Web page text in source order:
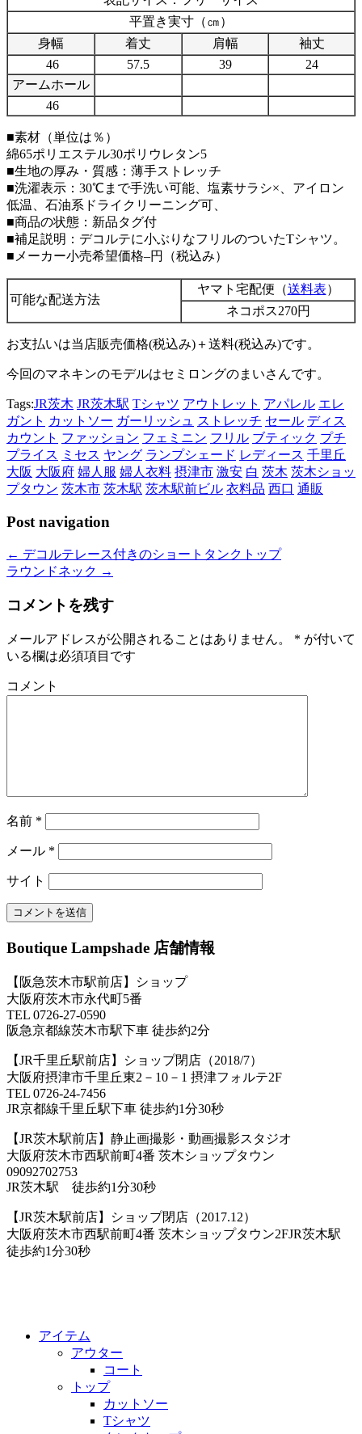
平置き実寸（㎝）
身幅
着丈 肩幅
袖丈
46
57.5 39
24
アームホール
46
■素材（単位は％）
綿65ポリエステル30ポリウレタン5
■生地の厚み・質感：薄手ストレッチ
■洗濯表示：30℃まで手洗い可能、塩素サラシ×、アイロン
低温、石油系ドライクリーニング可、
■商品の状態：新品タグ付
■補足説明：デコルテに小ぶりなフリルのついたTシャツ。
■メーカー小売希望価格–円（税込み）
可能な配送方法
ヤマト宅配便（送料表）
ネコポス270円
お支払いは当店販売価格(税込み)＋送料(税込み)です。
今回のマネキンのモデルはセミロングのまいさんです。
Tags:JR茨木 JR茨木駅 Tシャツ アウトレット アパレル エレ
ガント カットソー ガーリッシュ ストレッチ セール ディス
カウント ファッション フェミニン フリル ブティック プチ
プライス ミセス ヤング ランプシェード レディース 千里丘
大阪 大阪府 婦人服 婦人衣料 摂津市 激安 白 茨木 茨木ショッ
プタウン 茨木市 茨木駅 茨木駅前ビル 衣料品 西口 通販
Post navigation
← デコルテレース付きのショートタンクトップ
ラウンドネック →
コメントを残す
メールアドレスが公開されることはありません。 * が付いて
いる欄は必須項目です
コメント
名前 *
メール *
サイト
Boutique Lampshade 店舗情報
【阪急茨木市駅前店】ショップ
大阪府茨木市永代町5番
TEL 0726-27-0590
阪急京都線茨木市駅下車 徒歩約2分
【JR千里丘駅前店】ショップ閉店（2018/7）
大阪府摂津市千里丘東2－10－1 摂津フォルテ2F
TEL 0726-24-7456
JR京都線千里丘駅下車 徒歩約1分30秒
【JR茨木駅前店】静止画撮影・動画撮影スタジオ
大阪府茨木市西駅前町4番 茨木ショップタウン
09092702753
JR茨木駅 徒歩約1分30秒
【JR茨木駅前店】ショップ閉店（2017.12）
大阪府茨木市西駅前町4番 茨木ショップタウン2FJR茨木駅
徒歩約1分30秒
アイテム
アウター
コート
トップ
カットソー
Tシャツ